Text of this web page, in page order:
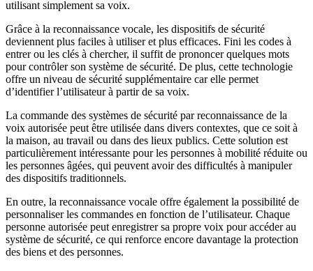
utilisant simplement sa voix.
Grâce à la reconnaissance vocale, les dispositifs de sécurité
deviennent plus faciles à utiliser et plus efficaces. Fini les codes à
entrer ou les clés à chercher, il suffit de prononcer quelques mots
pour contrôler son système de sécurité. De plus, cette technologie
offre un niveau de sécurité supplémentaire car elle permet
d’identifier l’utilisateur à partir de sa voix.
La commande des systèmes de sécurité par reconnaissance de la
voix autorisée peut être utilisée dans divers contextes, que ce soit à
la maison, au travail ou dans des lieux publics. Cette solution est
particulièrement intéressante pour les personnes à mobilité réduite ou
les personnes âgées, qui peuvent avoir des difficultés à manipuler
des dispositifs traditionnels.
En outre, la reconnaissance vocale offre également la possibilité de
personnaliser les commandes en fonction de l’utilisateur. Chaque
personne autorisée peut enregistrer sa propre voix pour accéder au
système de sécurité, ce qui renforce encore davantage la protection
des biens et des personnes.